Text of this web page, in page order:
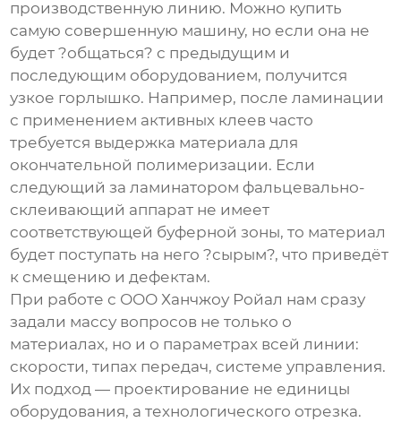
производственную линию. Можно купить
самую совершенную машину, но если она не
будет ?общаться? с предыдущим и
последующим оборудованием, получится
узкое горлышко. Например, после ламинации
с применением активных клеев часто
требуется выдержка материала для
окончательной полимеризации. Если
следующий за ламинатором фальцевально-
склеивающий аппарат не имеет
соответствующей буферной зоны, то материал
будет поступать на него ?сырым?, что приведёт
к смещению и дефектам.
При работе с ООО Ханчжоу Ройал нам сразу
задали массу вопросов не только о
материалах, но и о параметрах всей линии:
скорости, типах передач, системе управления.
Их подход — проектирование не единицы
оборудования, а технологического отрезка.